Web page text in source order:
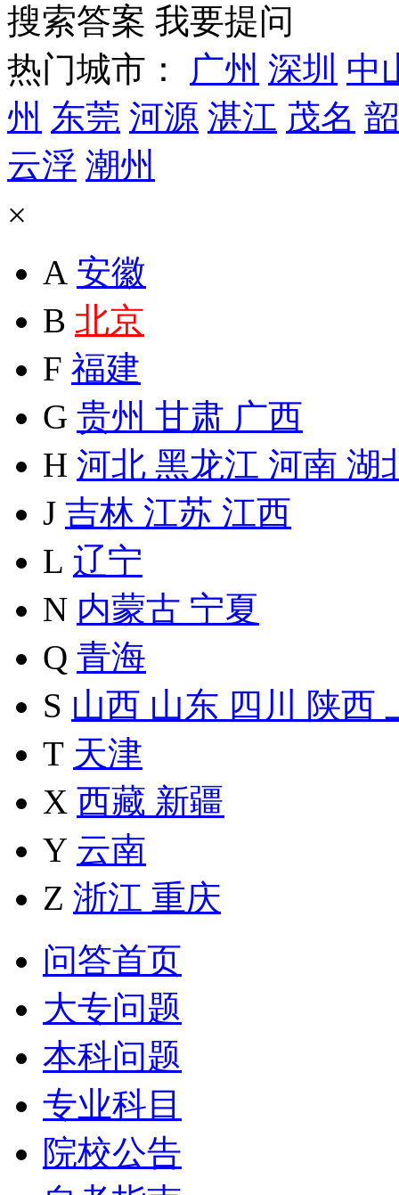
搜索答案 我要提问
热门城市：
广州 深圳 中
州 东莞 河源 湛江 茂名
云浮 潮州
×
A 安徽
B 北京
F 福建
G 贵州 甘肃 广西
H 河北 黑龙江 河南 湖
J 吉林 江苏 江西
L 辽宁
N 内蒙古 宁夏
Q 青海
S 山西 山东 四川 陕西
T 天津
X 西藏 新疆
Y 云南
Z 浙江 重庆
问答首页
大专问题
本科问题
专业科目
院校公告